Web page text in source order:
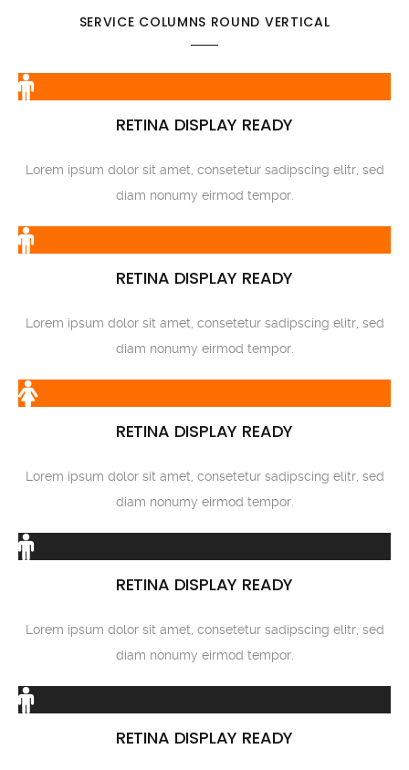
SERVICE COLUMNS ROUND VERTICAL
RETINA DISPLAY READY
Lorem ipsum dolor sit amet, consetetur sadipscing elitr, sed
diam nonumy eirmod tempor.
RETINA DISPLAY READY
Lorem ipsum dolor sit amet, consetetur sadipscing elitr, sed
diam nonumy eirmod tempor.
RETINA DISPLAY READY
Lorem ipsum dolor sit amet, consetetur sadipscing elitr, sed
diam nonumy eirmod tempor.
RETINA DISPLAY READY
Lorem ipsum dolor sit amet, consetetur sadipscing elitr, sed
diam nonumy eirmod tempor.
RETINA DISPLAY READY